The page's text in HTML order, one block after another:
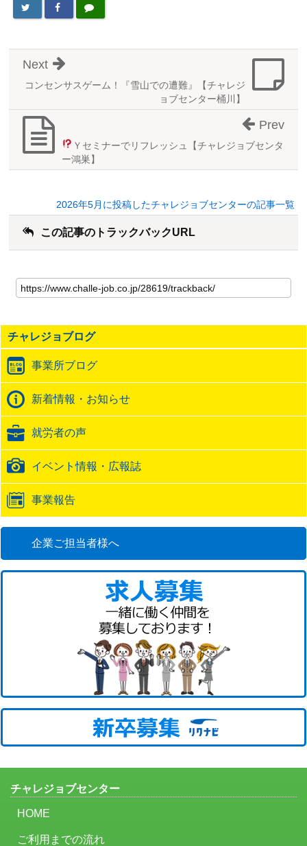
コンセンサスゲーム！『雪山での遭難』【チャレジ
ョブセンター桶川】
Next
Ｙセミナーでリフレッシュ
【チャレジョブセンタ
ー鴻巣】
Prev
2026年5月に投稿したチャレジョブセンターの記事一覧
この記事のトラックバックURL
の
記
の
ト
ラ
ッ
ク
バ
ッ
URL
チャレジョブログ
事業所ブログ
新着情報・お知らせ
就労者の声
イベント情報・広報誌
事業報告
企業ご担当者様へ
チャレジョブセンター
HOME
ご利用までの流れ